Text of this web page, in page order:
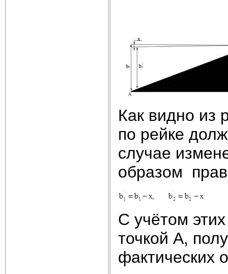
Как видно из
по рейке
случае
образом
С учётом
точкой А,
фактических